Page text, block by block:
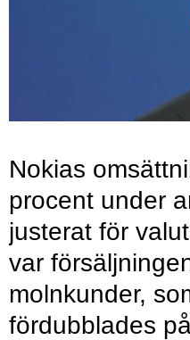
Nokias
procent under
justerat för
var
molnkunder,
fördubblades